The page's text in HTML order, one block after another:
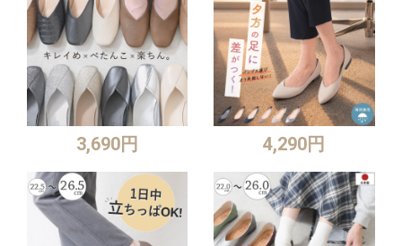
3,690円 4,290円